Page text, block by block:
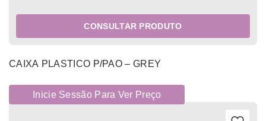
CONSULTAR PRODUTO
CAIXA PLASTICO P/PAO – GREY
Inicie Sessão Para Ver Preço